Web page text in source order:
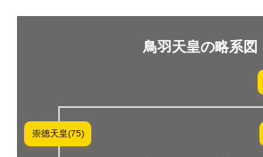
鳥羽天皇の略系図
崇徳天皇(75)